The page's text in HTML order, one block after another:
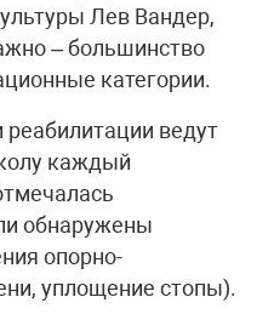
Лев Вандер,
– большинство
категории.
ведут
каждый
обнаружены
опорно-
уплощение стопы).